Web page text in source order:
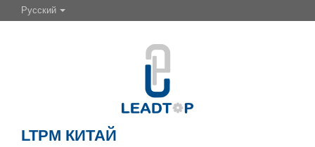
Русский
LTPM КИТАЙ